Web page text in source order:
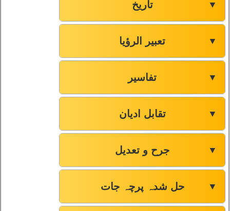
62 صفحہ-141
63 صفحہ-147
صفحہ-154
صفحہ-155
68 صفحہ-165
تاریخ ▼
تعبیر الرؤیا ▼
تفاسیر ▼
تقابل ادیان ▼
جرح و تعدیل ▼
حل شدہ پرچہ جات ▼